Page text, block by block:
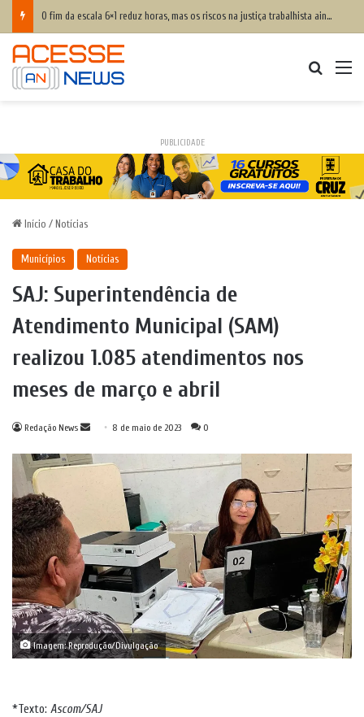
O fim da escala 6×1 reduz horas, mas os riscos na justiça trabalhista ainda serão os mesmos
PUBLICIDADE
Início / Notícias
Municípios Notícias
SAJ: Superintendência de
Atendimento Municipal (SAM)
realizou 1.085 atendimentos nos
meses de março e abril
Redação News
Mande
e-
8 de maio de 2023 0
Imagem: Reprodução/Divulgação
*Texto: Ascom/SAJ